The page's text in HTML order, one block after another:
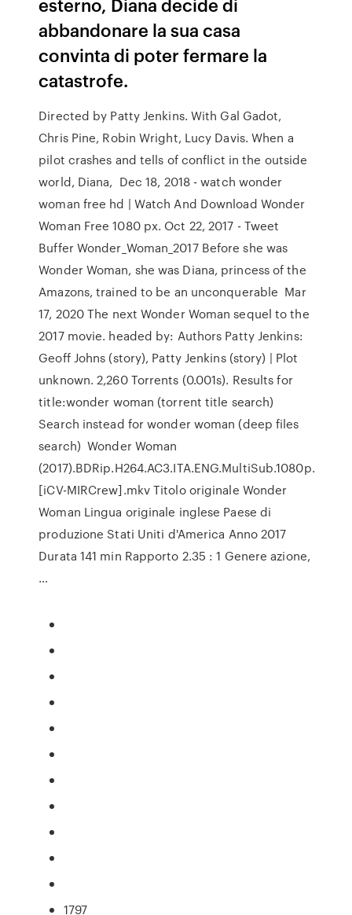
abbandonare la sua casa
convinta di poter fermare la
catastrofe.
Directed by Patty Jenkins. With Gal Gadot,
Chris Pine, Robin Wright, Lucy Davis. When a
pilot crashes and tells of conflict in the outside
world, Diana, Dec 18, 2018 - watch wonder
woman free hd | Watch And Download Wonder
Woman Free 1080 px. Oct 22, 2017 - Tweet
Buffer Wonder_Woman_2017 Before she was
Wonder Woman, she was Diana, princess of the
Amazons, trained to be an unconquerable Mar
17, 2020 The next Wonder Woman sequel to the
2017 movie. headed by: Authors Patty Jenkins:
Geoff Johns (story), Patty Jenkins (story) | Plot
unknown. 2,260 Torrents (0.001s). Results for
title:wonder woman (torrent title search)
Search instead for wonder woman (deep files
search) Wonder Woman
(2017).BDRip.H264.AC3.ITA.ENG.MultiSub.1080p.
[iCV-MIRCrew].mkv Titolo originale Wonder
Woman Lingua originale inglese Paese di
produzione Stati Uniti d'America Anno 2017
Durata 141 min Rapporto 2.35 : 1 Genere azione,
…
1797